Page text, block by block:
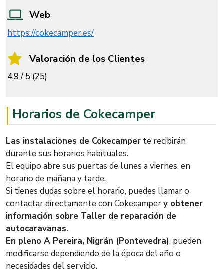
Web
https://cokecamper.es/
Valoración de los Clientes
4.9 / 5 (25)
Horarios de Cokecamper
Las instalaciones de Cokecamper te recibirán
durante sus horarios habituales.
El equipo abre sus puertas de lunes a viernes, en
horario de mañana y tarde.
Si tienes dudas sobre el horario, puedes llamar o
contactar directamente con Cokecampery obtener
información sobre Taller de reparación de
autocaravanas.
En pleno A Pereira, Nigrán (Pontevedra), pueden
modificarse dependiendo de la época del año o
necesidades del servicio.